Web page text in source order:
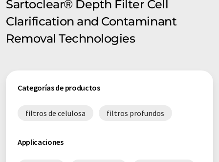
Sartoclear® Depth Filter Cell
Clarification and Contaminant
Removal Technologies
Categorías de productos
filtros de celulosa filtros profundos
Applicaciones